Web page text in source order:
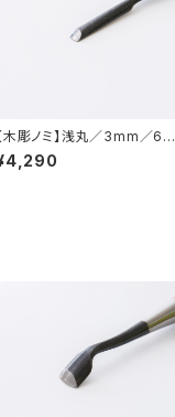
木彫ノミ】浅丸／3mm／6m
／9mm